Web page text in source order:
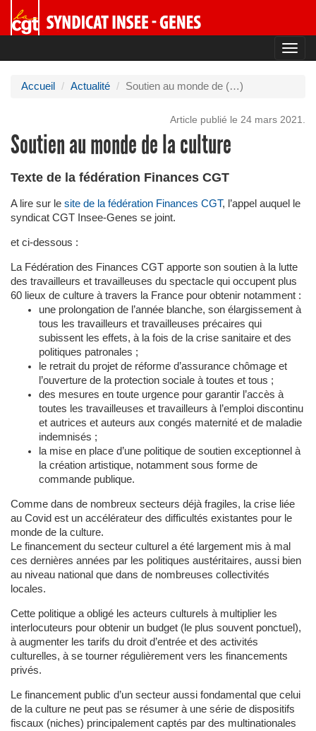
Accueil Actualité Soutien au monde de (…)
Article publié le 24 mars 2021.
Soutien au monde de la culture
Texte de la fédération Finances CGT
A lire sur le site de la fédération Finances CGT, l’appel auquel le
syndicat CGT Insee-Genes se joint.
et ci-dessous :
La Fédération des Finances CGT apporte son soutien à la lutte
des travailleurs et travailleuses du spectacle qui occupent plus
60 lieux de culture à travers la France pour obtenir notamment :
une prolongation de l’année blanche, son élargissement à
tous les travailleurs et travailleuses précaires qui
subissent les effets, à la fois de la crise sanitaire et des
politiques patronales ;
le retrait du projet de réforme d’assurance chômage et
l’ouverture de la protection sociale à toutes et tous ;
des mesures en toute urgence pour garantir l’accès à
toutes les travailleuses et travailleurs à l’emploi discontinu
et autrices et auteurs aux congés maternité et de maladie
indemnisés ;
la mise en place d’une politique de soutien exceptionnel à
la création artistique, notamment sous forme de
commande publique.
Comme dans de nombreux secteurs déjà fragiles, la crise liée
au Covid est un accélérateur des difficultés existantes pour le
monde de la culture.
Le financement du secteur culturel a été largement mis à mal
ces dernières années par les politiques austéritaires, aussi bien
au niveau national que dans de nombreuses collectivités
locales.
Cette politique a obligé les acteurs culturels à multiplier les
interlocuteurs pour obtenir un budget (le plus souvent ponctuel),
à augmenter les tarifs du droit d’entrée et des activités
culturelles, à se tourner régulièrement vers les financements
privés.
Le financement public d’un secteur aussi fondamental que celui
de la culture ne peut pas se résumer à une série de dispositifs
fiscaux (niches) principalement captés par des multinationales